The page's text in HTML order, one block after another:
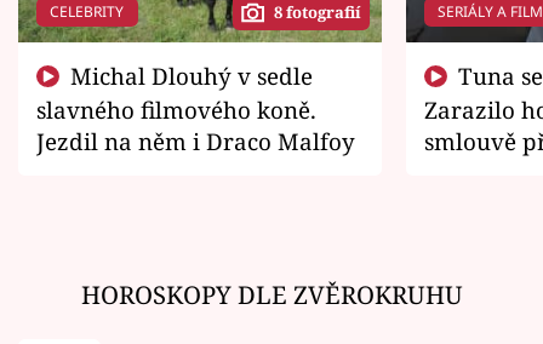
CELEBRITY 8 fotografií
slavného filmového koně.
Jezdil na něm i Draco Malfoy
SERIÁLY A
Zarazilo
smlouvě
HOROSKOPY DLE ZVĚROKRUHU